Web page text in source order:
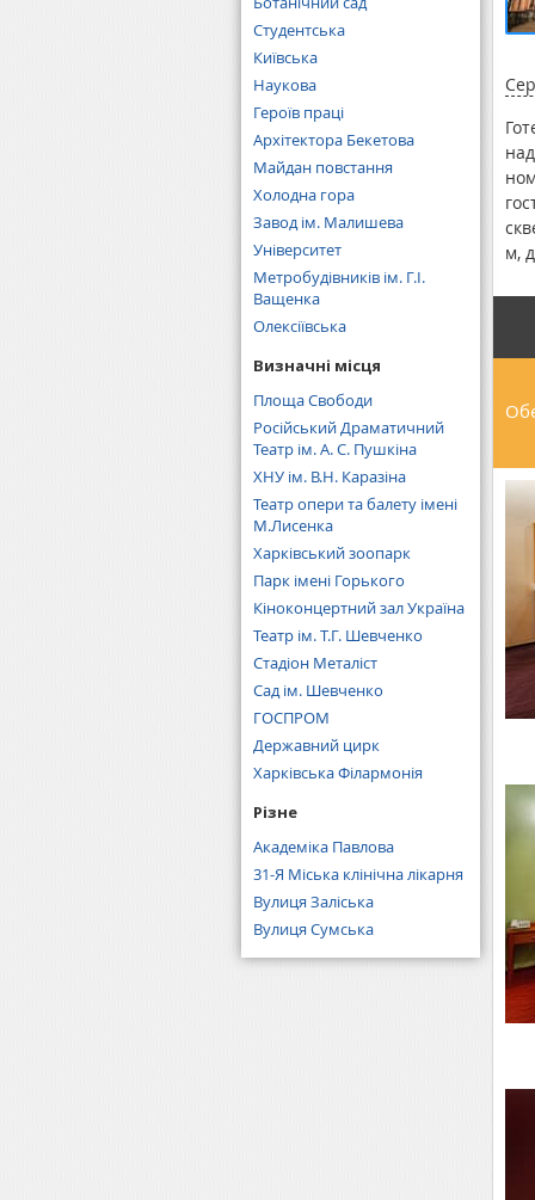
м,
Студентська
Київська
Наукова
Героїв праці
Архітектора Бекетова
Майдан повстання
Холодна гора
Завод ім. Малишева
Університет
Метробудівників ім. Г.І.
Ващенка
Олексіївська
Визначні місця
Площа Свободи
Російський Драматичний
Театр ім. А. C. Пушкіна
ХНУ ім. В.Н. Каразіна
Театр опери та балету імені
М.Лисенка
Харківський зоопарк
Парк імені Горького
Кіноконцертний зал Україна
Театр ім. Т.Г. Шевченко
Стадіон Металіст
Сад ім. Шевченко
ГОСПРОМ
Державний цирк
Харківська Філармонія
Різне
Академіка Павлова
31-Я Міська клінічна лікарня
Вулиця Заліська
Вулиця Сумська